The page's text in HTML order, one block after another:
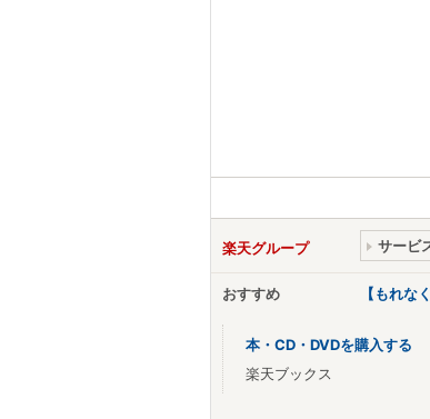
楽天グループ サービ
おすすめ 【もれ
本・CD・DVDを購入する
楽天ブックス